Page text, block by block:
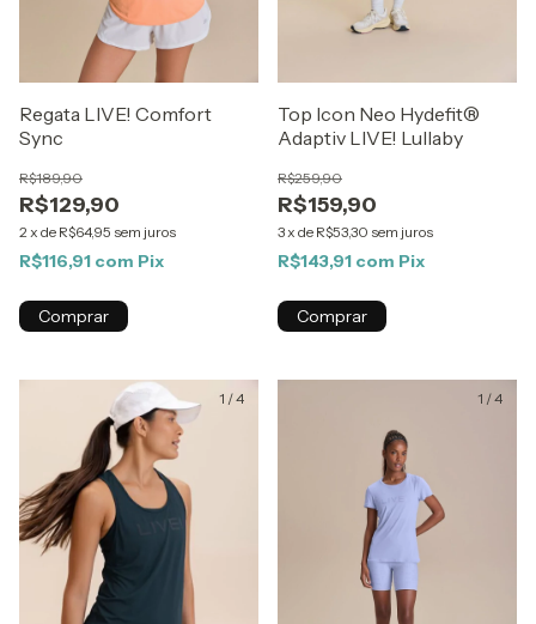
Regata LIVE! Comfort
Sync
R$129,90
R$189,90
2 x de R$64,95 sem juros
R$116,91 com Pix
Comprar
Top Icon Neo Hydefit®
Adaptiv LIVE! Lullaby
R$159,90
R$259,90
3x de R$53,30 sem juros
R$143,91 com Pix
Comprar
1 /4 1 /4